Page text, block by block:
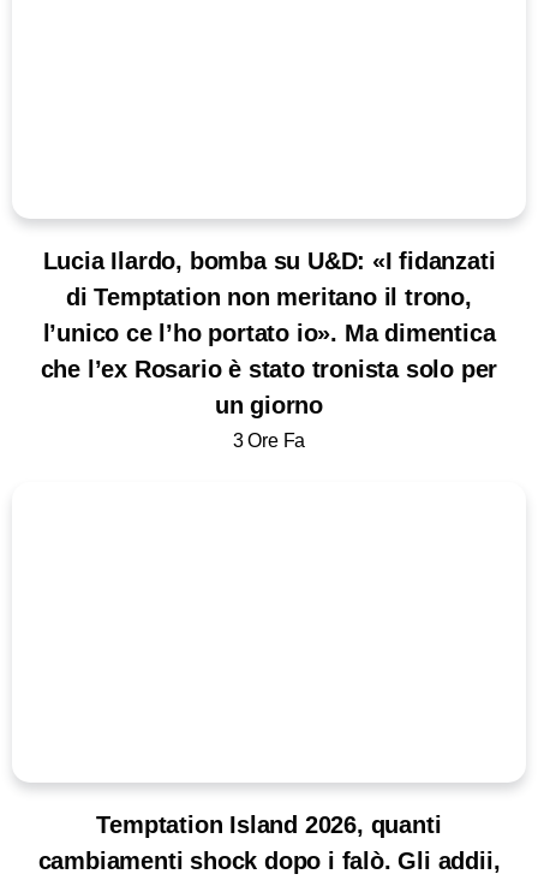
Lucia Ilardo, bomba su U&D: «I fidanzati
di Temptation non meritano il trono,
l’unico ce l’ho portato io». Ma dimentica
che l’ex Rosario è stato tronista solo per
un giorno
3 Ore Fa
Temptation Island 2026, quanti
cambiamenti shock dopo i falò. Gli addii,